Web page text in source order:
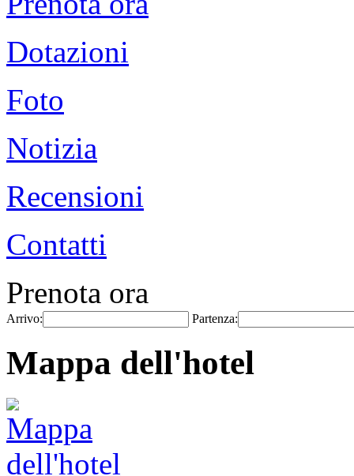
Dotazioni
Foto
Notizia
Recensioni
Contatti
Prenota ora
Arrivo: Partenza:
Mappa dell'hotel